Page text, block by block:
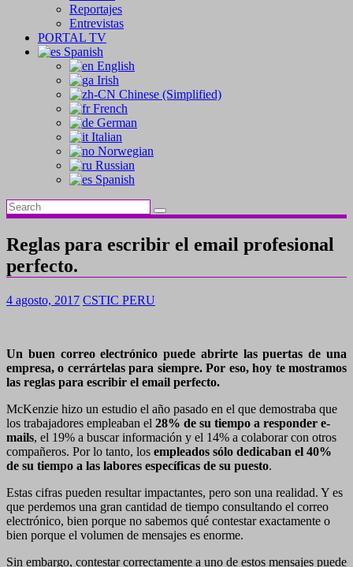
Reportajes
Entrevistas
PORTAL TV
Spanish
English
Irish
Chinese (Simplified)
French
German
Italian
Norwegian
Russian
Spanish
Reglas para escribir el email profesional
perfecto.
4 agosto, 2017 CSTIC PERU
Un buen correo electrónico puede abrirte las puertas de una
empresa, o cerrártelas para siempre. Por eso, hoy te mostramos
las reglas para escribir el email perfecto.
McKenzie hizo un estudio el año pasado en el que demostraba que
los trabajadores empleaban el 28% de su tiempo a responder e-
mails, el 19% a buscar información y el 14% a colaborar con otros
compañeros. Por lo tanto, los empleados sólo dedicaban el 40%
de su tiempo a las labores específicas de su puesto.
Estas cifras pueden resultar impactantes, pero son una realidad. Y es
que perdemos una gran cantidad de tiempo consultando el correo
electrónico, bien porque no sabemos qué contestar exactamente o
bien porque el volumen de mensajes es enorme.
Sin embargo, contestar correctamente a uno de estos mensajes puede